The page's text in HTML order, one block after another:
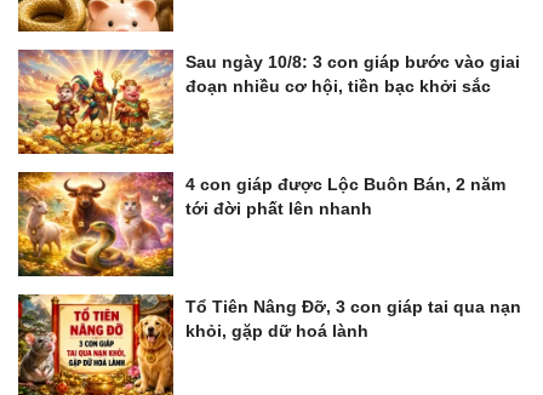
Sau ngày 10/8: 3 con giáp bước vào giai
đoạn nhiều cơ hội, tiền bạc khởi sắc
4 con giáp được Lộc Buôn Bán, 2 năm
tới đời phất lên nhanh
Tổ Tiên Nâng Đỡ, 3 con giáp tai qua nạn
khỏi, gặp dữ hoá lành